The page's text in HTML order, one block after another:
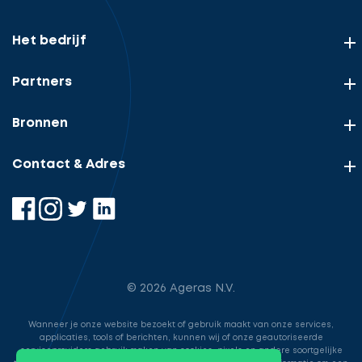
Het bedrijf
Partners
Bronnen
Contact & Adres
© 2026 Ageras N.V.
Wanneer je onze website bezoekt of gebruik maakt van onze services,
applicaties, tools of berichten, kunnen wij of onze geautoriseerde
serviceproviders gebruik maken van cookies, pixels en andere soortgelijke